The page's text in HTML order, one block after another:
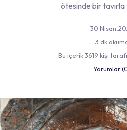
ötesinde bir tavırla
30
3 dk
Bu içerik 3619 kişi
Yorumlar